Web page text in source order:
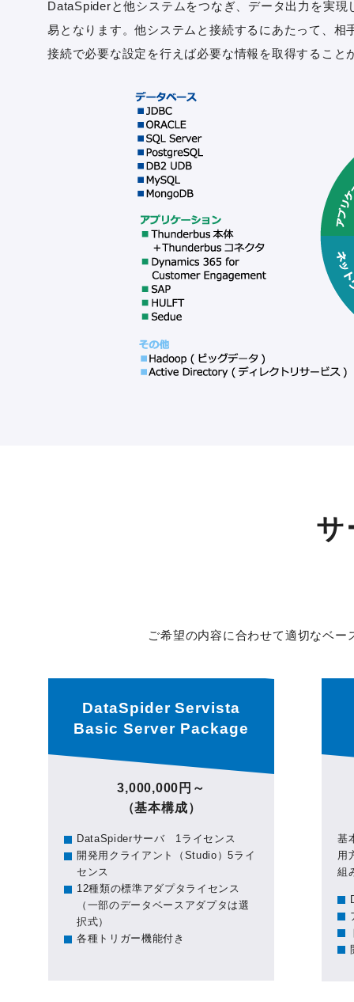
DataSpiderと他システムをつなぎ、データ出力を実
易となります。他システムと接続するにあたって、
接続で必要な設定を行えば必要な情報を取得するこ
サ
ご希望の内容に合わせて適切なベ
DataSpider Servista
Basic Server Package
3,000,000円～
（基本構成）
DataSpiderサーバ 1ライセンス
開発用クライアント（Studio）5ライ
センス
12種類の標準アダプタライセンス
（一部のデータベースアダプタは選
択式）
各種トリガー機能付き
基
用
組